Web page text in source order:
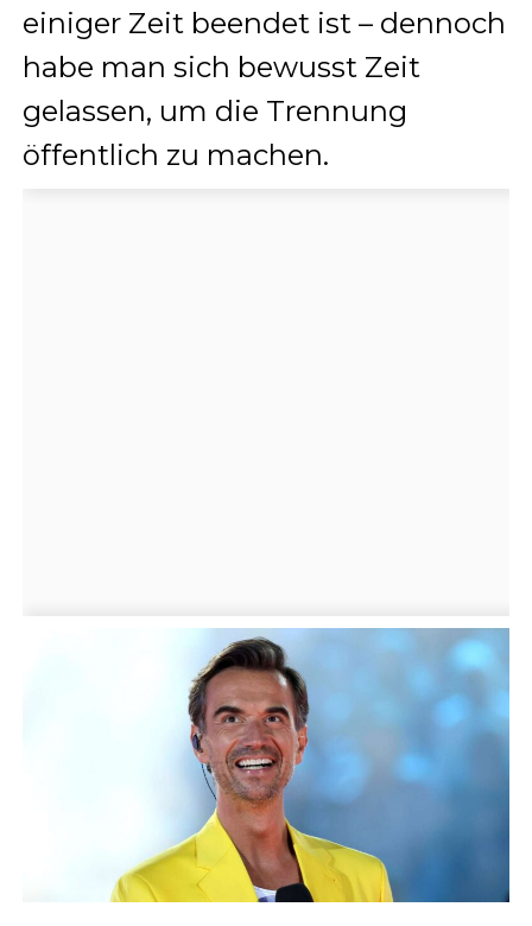
einiger Zeit beendet ist – dennoch
habe man sich bewusst Zeit
gelassen, um die Trennung
öffentlich zu machen.